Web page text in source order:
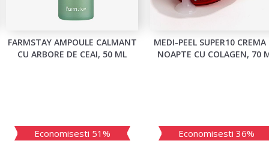
FARMSTAY AMPOULE CALMANT
CU ARBORE DE CEAI, 50 ML
Economisesti 51%
MEDI-PEEL SUPER10 CREMA
NOAPTE CU COLAGEN, 70
Economisesti 36%